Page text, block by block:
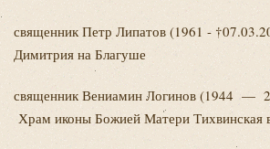
священник ПетрЛипатов (1961 -
Димитрия на Благуше
священник Вениамин Логинов (1944 —
Храм иконы Божией Матери Тихвинская